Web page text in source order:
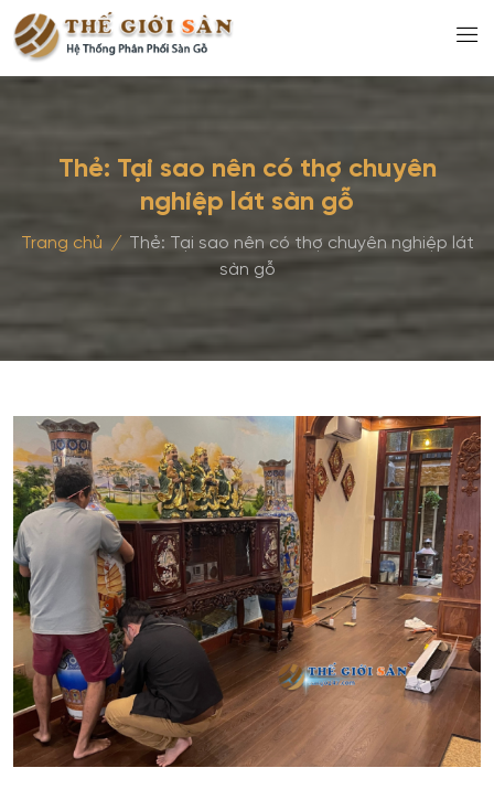
Thẻ: Tại sao nên có thợ chuyên
nghiệp lát sàn gỗ
Trang chủ / Thẻ: Tại sao nên có thợ chuyên nghiệp lát
sàn gỗ